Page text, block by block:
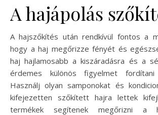
A hajápolás
A hajszőkítés után rendkívül fontos a
hogy a haj megőrizze fényét és
haj hajlamosabb a kiszáradásra és a
érdemes különös figyelmet
Használj olyan samponokat és
kifejezetten szőkített hajra lettek
termékek segítenek megőrizni